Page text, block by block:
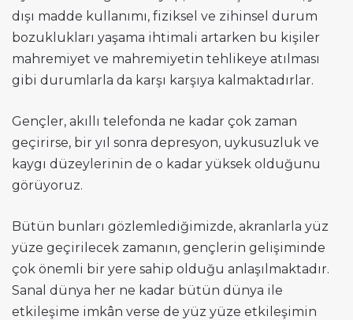
dışı madde kullanımı, fiziksel ve zihinsel durum
bozuklukları yaşama ihtimali artarken bu kişiler
mahremiyet ve mahremiyetin tehlikeye atılması
gibi durumlarla da karşı karşıya kalmaktadırlar.
Gençler, akıllı telefonda ne kadar çok zaman
geçirirse, bir yıl sonra depresyon, uykusuzluk ve
kaygı düzeylerinin de o kadar yüksek olduğunu
görüyoruz.
Bütün bunları gözlemlediğimizde, akranlarla yüz
yüze geçirilecek zamanın, gençlerin gelişiminde
çok önemli bir yere sahip olduğu anlaşılmaktadır.
Sanal dünya her ne kadar bütün dünya ile
etkileşime imkân verse de yüz yüze etkileşimin